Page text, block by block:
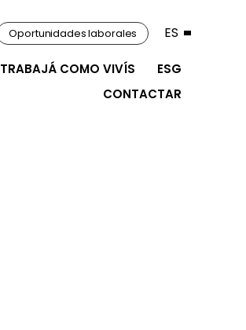
TRABAJÁ COMO VIVÍS
ESG
CONTACTAR
Oportunidades laborales ES